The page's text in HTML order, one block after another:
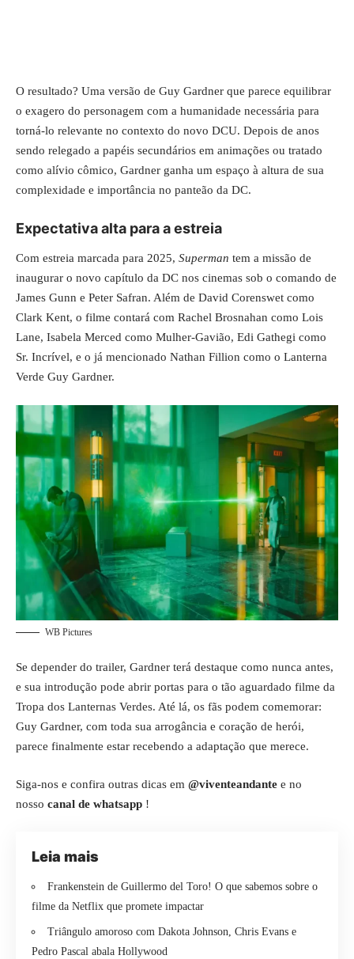
O resultado? Uma versão de Guy Gardner que parece equilibrar
o exagero do personagem com a humanidade necessária para
torná-lo relevante no contexto do novo DCU. Depois de anos
sendo relegado a papéis secundários em animações ou tratado
como alívio cômico, Gardner ganha um espaço à altura de sua
complexidade e importância no panteão da DC.
Expectativa alta para a estreia
Com estreia marcada para 2025, Superman tem a missão de
inaugurar o novo capítulo da DC nos cinemas sob o comando de
James Gunn e Peter Safran. Além de David Corenswet como
Clark Kent, o filme contará com Rachel Brosnahan como Lois
Lane, Isabela Merced como Mulher-Gavião, Edi Gathegi como
Sr. Incrível, e o já mencionado Nathan Fillion como o Lanterna
Verde Guy Gardner.
WB Pictures
Se depender do trailer, Gardner terá destaque como nunca antes,
e sua introdução pode abrir portas para o tão aguardado filme da
Tropa dos Lanternas Verdes. Até lá, os fãs podem comemorar:
Guy Gardner, com toda sua arrogância e coração de herói,
parece finalmente estar recebendo a adaptação que merece.
Siga-nos e confira outras dicas em @viventeandante e no
nosso canal de whatsapp !
Leia mais
Frankenstein de Guillermo del Toro! O que sabemos sobre o
filme da Netflix que promete impactar
Triângulo amoroso com Dakota Johnson, Chris Evans e
Pedro Pascal abala Hollywood